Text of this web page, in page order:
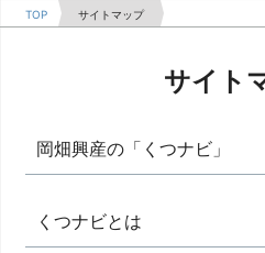
TOP サイトマップ
サイト
岡畑興産の「くつナビ」
くつナビとは